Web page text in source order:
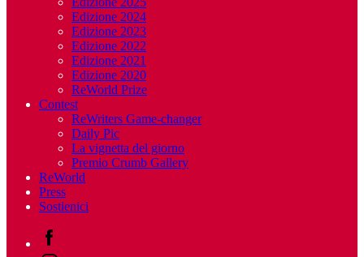
Edizione 2024
Edizione 2023
Edizione 2022
Edizione 2021
Edizione 2020
ReWorld Prize
Contest
ReWriters Game-changer
Daily Pic
La vignetta del giorno
Premio Crumb Gallery
ReWorld
Press
Sostienici
Facebook